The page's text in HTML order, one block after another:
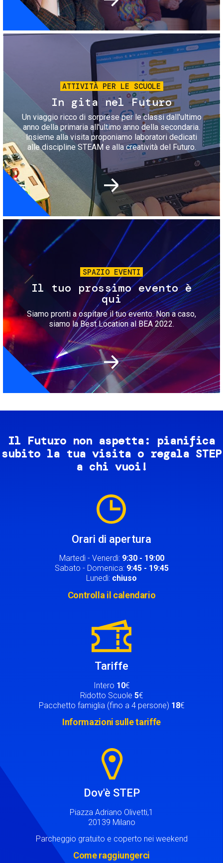
Immagine
ATTIVITÀ PER LE SCUOLE
In gita nel Futuro
Un viaggio ricco di sorprese per le classi dall'ultimo
anno della primaria all'ultimo anno della secondaria.
Insieme alla visita proponiamo laboratori dedicati
alle discipline STEAM e alla creatività del Futuro.
Immagine
SPAZIO EVENTI
Il tuo prossimo evento è
qui
Siamo pronti a ospitare il tuo evento. Non a caso,
siamo la Best Location al BEA 2022.
Il Futuro non aspetta: pianifica
subito la tua visita o regala STEP
a chi vuoi!
Orari di apertura
Martedì - Venerdì: 9:30 - 19:00
Sabato - Domenica: 9:45 - 19:45
Lunedì: chiuso
Controlla il calendario
Tariffe
Intero 10€
Ridotto Scuole 5€
Pacchetto famiglia (fino a 4 persone) 18€
Informazioni sulle tariffe
Dov'è STEP
Piazza Adriano Olivetti,1
20139 Milano
Parcheggio gratuito e coperto nei weekend
Come raggiungerci